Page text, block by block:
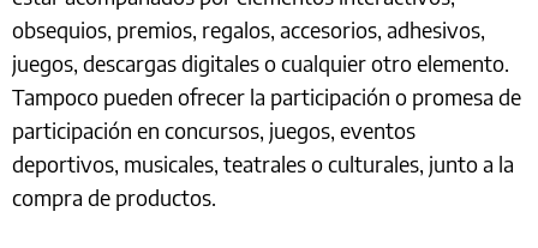
obsequios, premios, regalos, accesorios, adhesivos,
juegos, descargas digitales o cualquier otro elemento.
Tampoco pueden ofrecer la participación o promesa de
participación en concursos, juegos, eventos
deportivos, musicales, teatrales o culturales, junto a la
compra de productos.